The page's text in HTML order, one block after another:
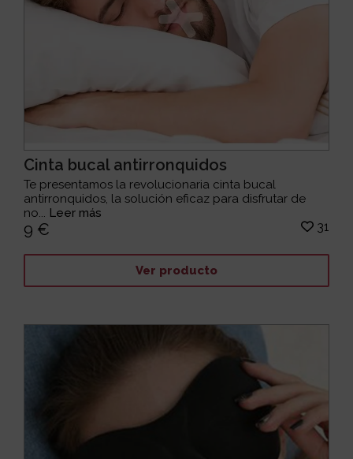
Cinta bucal antirronquidos
Te presentamos la revolucionaria cinta bucal
antirronquidos, la solución eficaz para disfrutar de
no... Leer más
9 € 31
Ver producto